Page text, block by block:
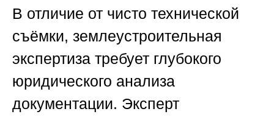
В отличие от чисто технической
съёмки, землеустроительная
экспертиза требует глубокого
юридического анализа
документации. Эксперт